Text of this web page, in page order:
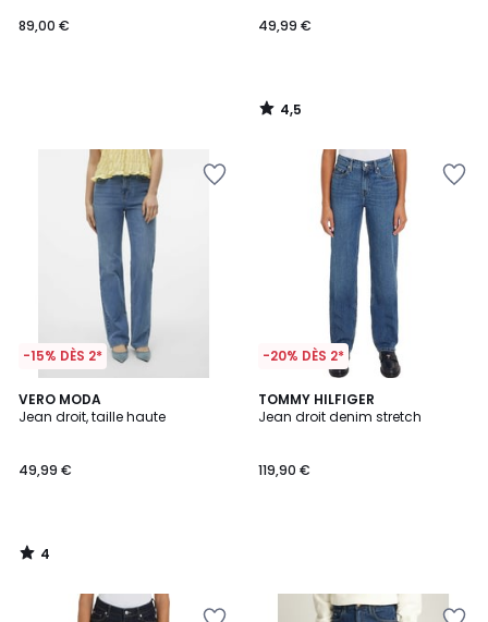
89,00 €
49,99 €
4,5
/
-15% DÈS 2*
VERO MODA
Jean droit, taille haute
49,99 €
4
/
4
/
-20% DÈS 2*
TOMMY HILFIGER
Jean droit denim stretch
119,90 €